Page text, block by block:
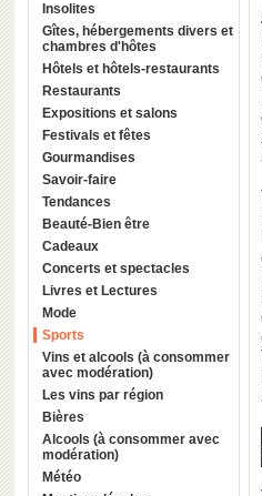
Insolites
Gîtes, hébergements divers et
chambres d'hôtes
Hôtels et hôtels-restaurants
Restaurants
Expositions et salons
Festivals et fêtes
Gourmandises
Savoir-faire
Tendances
Beauté-Bien être
Cadeaux
Concerts et spectacles
Livres et Lectures
Mode
Sports
Vins et alcools (à consommer
avec modération)
Les vins par région
Bières
Alcools (à consommer avec
modération)
Météo